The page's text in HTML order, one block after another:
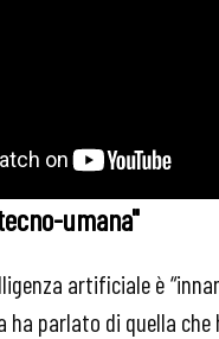
umana"
artificiale è
ha parlato di quella